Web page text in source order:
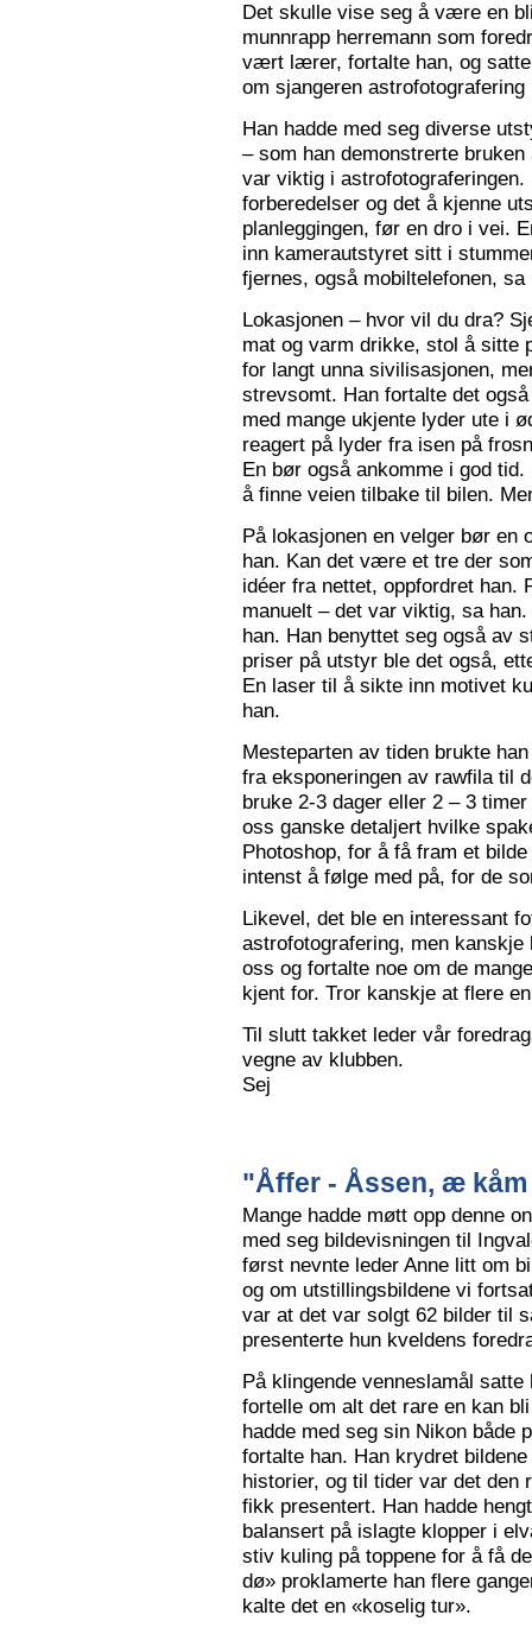
Det skulle vise seg å være en
munnrapp herremann som
vært lærer, fortalte han, og
om sjangeren astrofotografering
Han hadde med seg diverse
– som han demonstrerte
var viktig i
forberedelser og det å kjenne
planleggingen, før en dro i vei.
inn kamerautstyret sitt i
fjernes, også mobiltelefonen, sa
Lokasjonen – hvor vil du dra?
mat og varm drikke, stol å
for langt unna sivilisasjonen,
strevsomt. Han fortalte det
med mange ukjente lyder ute i
reagert på lyder fra isen på
En bør også ankomme i god
å finne veien tilbake til bilen.
På lokasjonen en velger bør en
han. Kan det være et tre der
idéer fra nettet, oppfordret han.
manuelt – det var viktig, sa
han. Han benyttet seg også av
priser på utstyr ble det også,
En laser til å sikte inn motivet
han.
Mesteparten av tiden brukte
fra eksponeringen av rawfila til
bruke 2-3 dager eller 2 – 3
oss ganske detaljert hvilke
Photoshop, for å få fram et
intenst å følge med på, for de
Likevel, det ble en interessant
astrofotografering, men
oss og fortalte noe om de
kjent for. Tror kanskje at flere
Til slutt takket leder vår
vegne av klubben.
Sej
"Åffer - Åssen, æ
Mange hadde møtt opp denne
med seg bildevisningen til
først nevnte leder Anne litt om
og om utstillingsbildene vi
var at det var solgt 62 bilder til
presenterte hun kveldens
På klingende venneslamål
fortelle om alt det rare en kan
hadde med seg sin Nikon både
fortalte han. Han krydret
historier, og til tider var det den
fikk presentert. Han hadde
balansert på islagte klopper i
stiv kuling på toppene for å få
dø» proklamerte han flere
kalte det en «koselig tur».